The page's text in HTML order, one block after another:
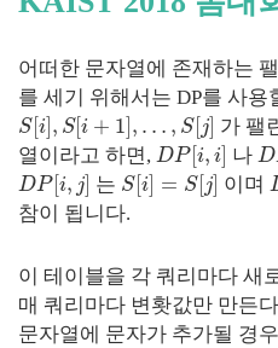
어떠한 문자열에 존재하는
를 세기 위해서는 DP를 사용
S[ i] , S[i + 1 , … , S[ j] 가 팰
열이라고 하면, DP[ i, i] 나D
DP[ i, j] 는 S[ i] = S[ j] 이며
참이 됩니다.
이 테이블을 각 쿼리마다 새
매 쿼리마다 변홧값만 만든
문자열에 문자가 추가될 경